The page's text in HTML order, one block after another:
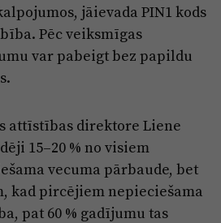
jāievada PIN1 kods
Pēc veiksmīgas
var pabeigt bez papildu
attīstības direktore Liene
15–20 % no visiem
vecuma pārbaude, bet
kad pircējiem nepieciešama
pat 60 % gadījumu tas